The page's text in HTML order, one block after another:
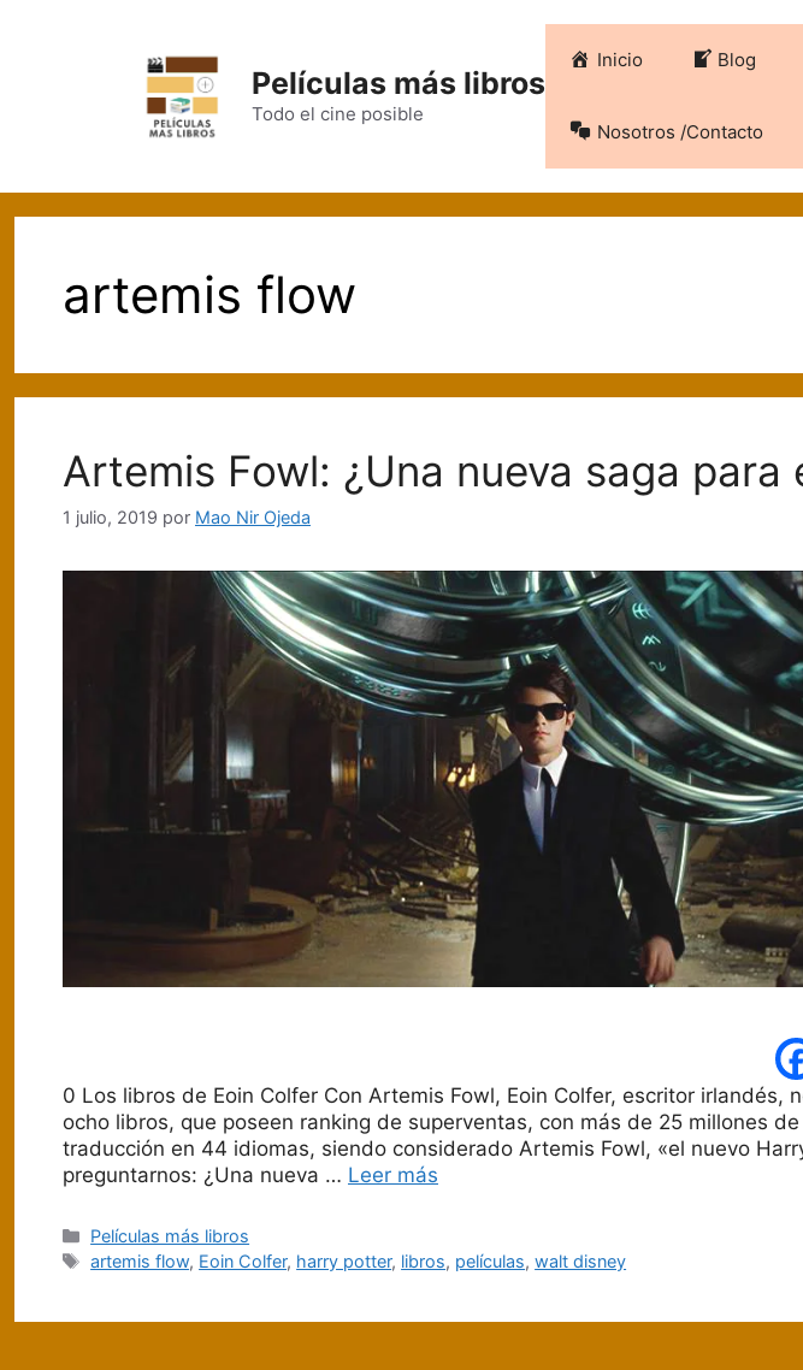
Películas más libros
Todo el cine posible
Inicio Blog
Nosotros /Contacto
artemis flow
Artemis Fowl: ¿Una nueva saga para
1 julio, 2019 por Mao Nir Ojeda
0 Los libros de Eoin Colfer Con Artemis Fowl, Eoin Colfer, escritor irlandés,
ocho libros, que poseen ranking de superventas, con más de 25 millones
traducción en 44 idiomas, siendo considerado Artemis Fowl, «el nuevo
preguntarnos: ¿Una nueva … Leer más
Categorías
Películas más libros
Etiquetas
artemis flow, Eoin Colfer, harry potter, libros, películas,walt disney